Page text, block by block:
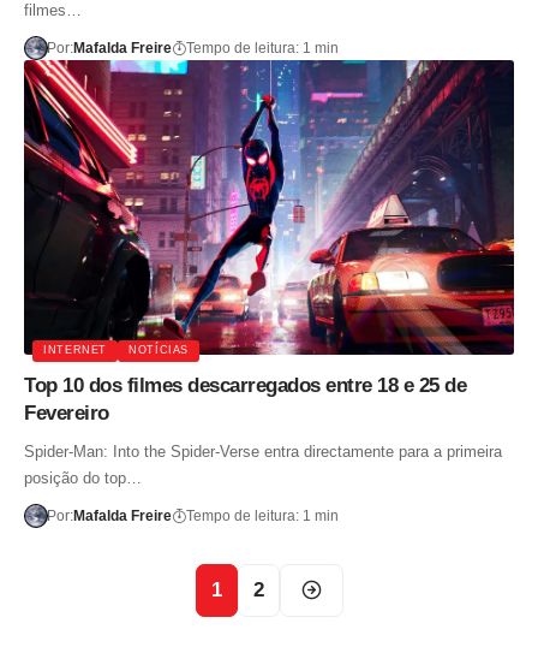
filmes…
Por:Mafalda Freire Tempo de leitura: 1 min
INTERNET NOTÍCIAS
Top 10 dos filmes descarregados entre 18 e 25 de
Fevereiro
Spider-Man: Into the Spider-Verse entra directamente para a primeira
posição do top…
Por:Mafalda Freire Tempo de leitura: 1 min
1 2